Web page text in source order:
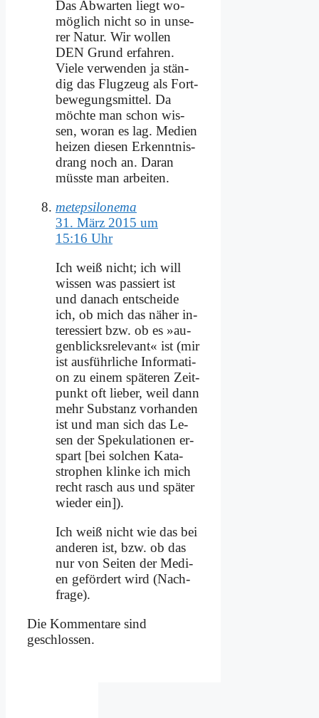
Das Ab­war­ten liegt wo­
mög­lich nicht so in un­se­
rer Na­tur. Wir wol­len
DEN Grund er­fah­ren.
Vie­le ver­wen­den ja stän­
dig das Flug­zeug als Fort­
be­we­gungs­mit­tel. Da
möch­te man schon wis­
sen, wor­an es lag. Me­di­en
hei­zen die­sen Er­kennt­nis­
drang noch an. Dar­an
müss­te man ar­bei­ten.
metepsilonema
31. März 2015 um
15:16 Uhr
Ich weiß nicht; ich will
wis­sen was pas­siert ist
und da­nach ent­schei­de
ich, ob mich das nä­her in­
ter­es­siert bzw. ob es »au­
gen­blicks­re­le­vant« ist (mir
ist aus­führ­li­che In­for­ma­ti­
on zu ei­nem spä­te­ren Zeit­
punkt oft lie­ber, weil dann
mehr Sub­stanz vor­han­den
ist und man sich das Le­
sen der Spe­ku­la­tio­nen er­
spart [bei sol­chen Ka­ta­
stro­phen klin­ke ich mich
recht rasch aus und spä­ter
wie­der ein]).
Ich weiß nicht wie das bei
an­de­ren ist, bzw. ob das
nur von Sei­ten der Me­di­
en ge­för­dert wird (Nach­
fra­ge).
Die Kommentare sind
geschlossen.